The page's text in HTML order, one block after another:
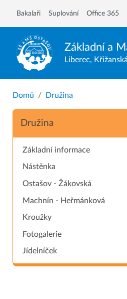
Základní a
Liberec,
Bakalaři Suplování Office 365
Domů Družina
Družina
Základní informace
Nástěnka
Ostašov - Žákovská
Machnín - Heřmánková
Kroužky
Fotogalerie
Jídelníček